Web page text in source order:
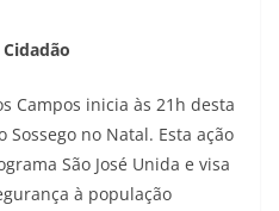
Campos inicia às 21h desta
Sossego no Natal. Esta ação
São José Unida e visa
à população